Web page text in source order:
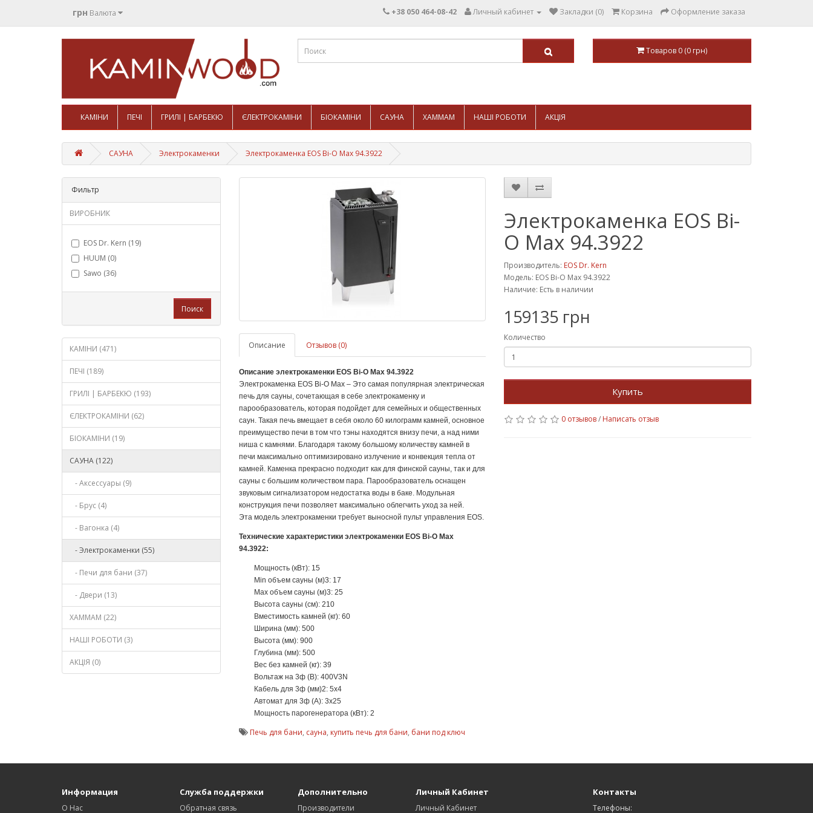
грн Валюта +38 050 464-08-42 Личный кабинет Закладки (0) Корзина Оформление заказа
Товаров 0 (0 грн)
КАМІНИ ПЕЧІ ГРИЛІ | БАРБЕКЮ ЄЛЕКТРОКАМІНИ БІОКАМІНИ САУНА ХАММАМ НАШІ РОБОТИ АКЦІЯ
САУНА Электрокаменки Электрокаменка EOS Bi-O Max 94.3922
Фильтр
ВИРОБНИК
EOS Dr. Kern (19)
HUUM (0)
Sawo (36)
Поиск
КАМІНИ (471)
ПЕЧІ (189)
ГРИЛІ | БАРБЕКЮ (193)
ЄЛЕКТРОКАМІНИ (62)
БІОКАМІНИ (19)
САУНА (122)
- Аксессуары (9)
- Брус (4)
- Вагонка (4)
- Электрокаменки (55)
- Печи для бани (37)
- Двери (13)
ХАММАМ (22)
НАШІ РОБОТИ (3)
АКЦІЯ (0)
Описание Отзывов (0)
Описание электрокаменки EOS Bi-O Max 94.3922
Электрокаменка EOS Bi-O Max – Это самая популярная электрическая
печь для сауны, сочетающая в себе электрокаменку и
парообразователь, которая подойдет для семейных и общественных
саун. Такая печь вмещает в себя около 60 килограмм камней, основное
преимущество печи в том что тэны находятся внизу печи, а над ними
ниша с камнями. Благодаря такому большому количеству камней в
печи максимально оптимизировано излучение и конвекция тепла от
камней. Каменка прекрасно подходит как для финской сауны, так и для
сауны с большим количеством пара. Парообразователь оснащен
звуковым сигнализатором недостатка воды в баке. Модульная
конструкция печи позволяет максимально облегчить уход за ней.
Эта модель электрокаменки требует выносной пульт управления EOS.
Технические характеристики электрокаменки EOS Bi-O Max
94.3922:
Мощность (кВт): 15
Мin объем сауны (м)3: 17
Мax объем сауны (м)3: 25
Высота сауны (cм): 210
Вместимость камней (кг): 60
Ширина (мм): 500
Высота (мм): 900
Глубина (мм): 500
Вес без камней (кг): 39
Вольтаж на 3ф (В): 400V3N
Кабель для 3ф (мм)2: 5x4
Автомат для 3ф (А): 3x25
Мощность парогенератора (кВт): 2
Электрокаменка EOS Bi-
O Max 94.3922
Производитель: EOS Dr. Kern
Модель: EOS Bi-O Max 94.3922
Наличие: Есть в наличии
159135 грн
Количество
Купить
0 отзывов/ Написать отзыв
Печь для бани, сауна, купить печь для бани, бани под ключ
Информация
О Нас
Служба поддержки
Обратная связь
Дополнительно
Производители
Личный Кабинет
Личный Кабинет
Контакты
Телефоны: